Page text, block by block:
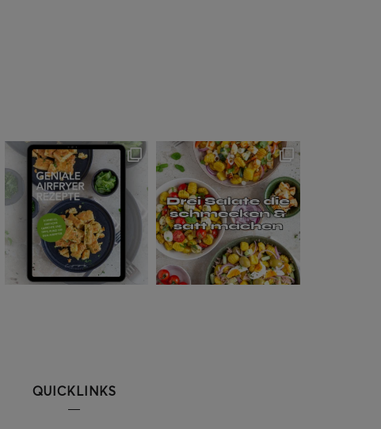
QUICKLINKS